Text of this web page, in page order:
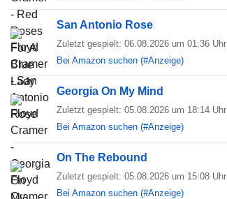
San Antonio Rose
Zuletzt gespielt: 06.08.2026 um 01:36 Uhr
Bei Amazon suchen (#Anzeige)
Georgia On My Mind
Zuletzt gespielt: 05.08.2026 um 18:14 Uhr
Bei Amazon suchen (#Anzeige)
On The Rebound
Zuletzt gespielt: 05.08.2026 um 15:08 Uhr
Bei Amazon suchen (#Anzeige)